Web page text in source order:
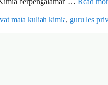
berpengalaman … Read
mata kuliah kimia, guru les